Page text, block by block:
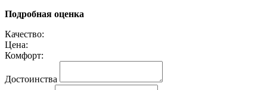
Подробная оценка
Качество:
Цена:
Комфорт:
Достоинства